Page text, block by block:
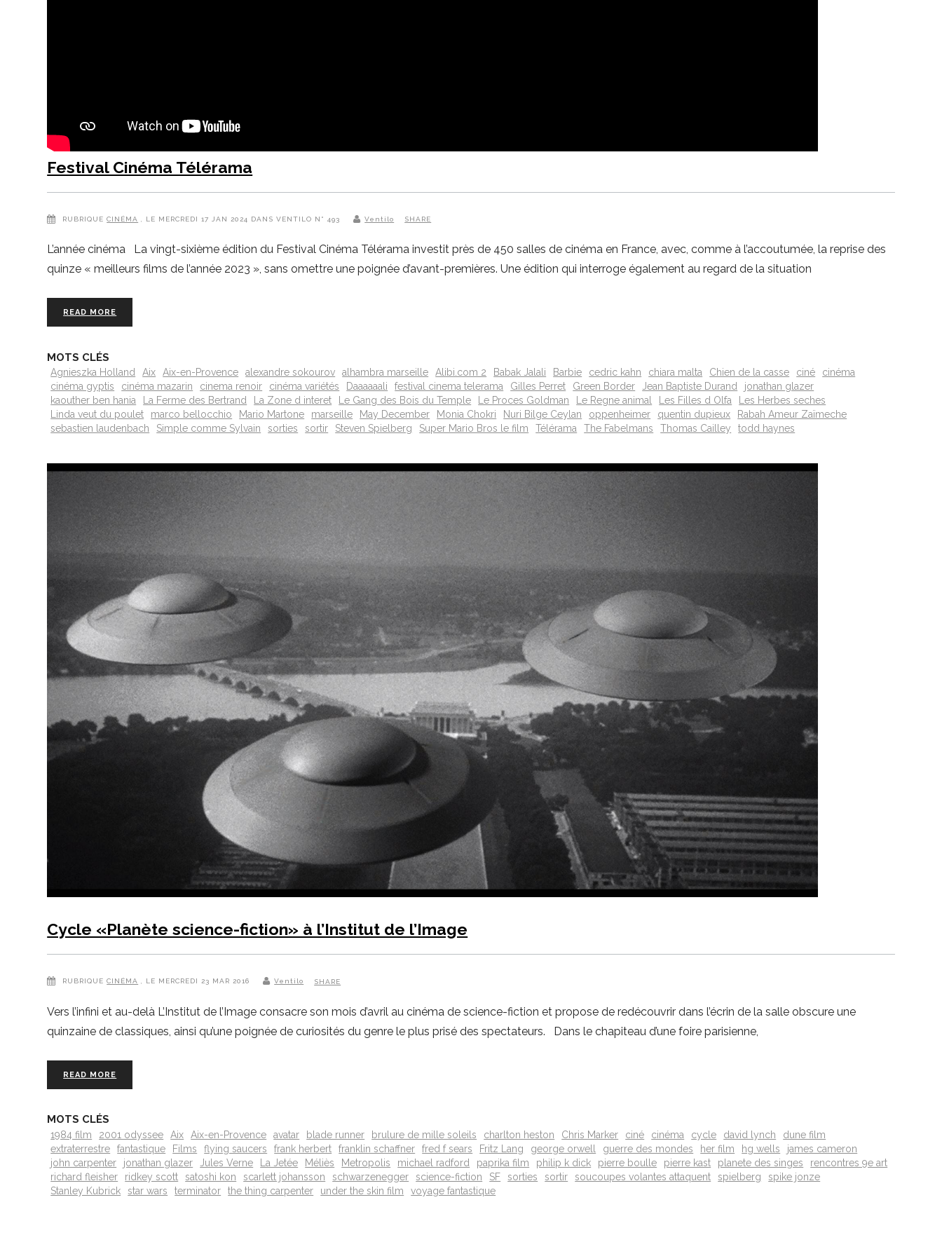
Festival Cinéma Télérama
RUBRIQUE CINÉMA , LE MERCREDI 17 JAN 2024 DANS VENTILO N° 493 Ventilo SHARE
L’année cinéma La vingt-sixième édition du Festival Cinéma Télérama investit près de 450 salles de cinéma en France, avec, comme à l’accoutumée, la reprise des
quinze « meilleurs films de l’année 2023 », sans omettre une poignée d’avant-premières. Une édition qui interroge également au regard de la situation
READ MORE
MOTS CLÉS
Agnieszka Holland Aix Aix-en-Provence alexandre sokourov alhambra marseille Alibi.com 2 Babak Jalali Barbie cedric kahn chiara malta Chien de la casse ciné
cinéma
cinéma gyptis
cinéma mazarin cinema renoir cinéma variétés Daaaaaali festival cinema telerama Gilles Perret Green Border Jean Baptiste Durand
jonathan glazer
kaouther ben hania
La Ferme des Bertrand La Zone d interet Le Gang des Bois du Temple Le Proces Goldman Le Regne animal Les Filles d Olfa
Les Herbes seches
Linda veut du poulet
marco bellocchio Mario Martone marseille May December Monia Chokri Nuri Bilge Ceylan oppenheimer quentin dupieux
Rabah Ameur Zaïmeche
sebastien laudenbach
Simple comme Sylvain sorties sortir Steven Spielberg Super Mario Bros le film Télérama The Fabelmans Thomas Cailley todd haynes
Cycle «Planète science-fiction» à l’Institut de l’Image
RUBRIQUE CINÉMA , LE MERCREDI 23 MAR 2016 Ventilo SHARE
Vers l’infini et au-delà L’Institut de l’Image consacre son mois d’avril au cinéma de science-fiction et propose de redécouvrir dans l’écrin de la salle obscure une
quinzaine de classiques, ainsi qu’une poignée de curiosités du genre le plus prisé des spectateurs. Dans le chapiteau d’une foire parisienne,
READ MORE
MOTS CLÉS
1984 film 2001 odyssee Aix Aix-en-Provence avatar blade runner brulure de mille soleils charlton heston Chris Marker ciné cinéma cycle david lynch
dune film
extraterrestre
fantastique Films flying saucers frank herbert franklin schaffner fred f sears Fritz Lang george orwell guerre des mondes her film hg wells
james cameron
john carpenter
jonathan glazer Jules Verne La Jetée Méliès Metropolis michael radford paprika film philip k dick pierre boulle pierre kast planete des singes
rencontres 9e art
richard fleisher
ridkey scott satoshi kon scarlett johansson schwarzenegger science-fiction SF sorties sortir soucoupes volantes attaquent spielberg
spike jonze
Stanley Kubrick
star wars terminator the thing carpenter under the skin film voyage fantastique